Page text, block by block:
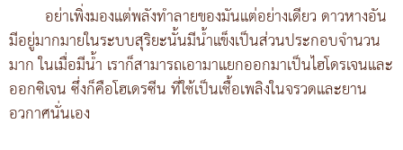
อย่าเพิ่งมองแต่พลังทำลายของมันแต่อย่างเดียว ดาวหางอัน
มีอยู่มากมายในระบบสุริยะนั้นมีน้ำแข็งเป็นส่วนประกอบจำนวน
มาก ในเมื่อมีน้ำ เราก็สามารถเอามาแยกออกมาเป็นไฮโดรเจนและ
ออกซิเจน ซึ่งก็คือโฮเดรซีน ที่ใช้เป็นเชื้อเพลิงในจรวดและยาน
อวกาศนั่นเอง